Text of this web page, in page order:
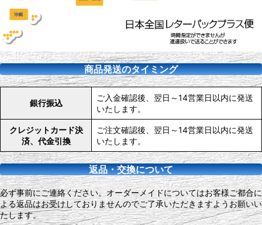
商品発送のタイミング
銀行振込
ご入金確認後、翌日～14営業日以内に発送
いたします。
クレジットカード決
済、代金引換
ご注文確認後、翌日～14営業日以内に発送
いたします。
返品・交換について
必ず事前にご連絡ください。オーダーメイドについてはお客様ご都合に
よる返品はお受けしておりませんのでご了承いただきますようお願いい
たします。